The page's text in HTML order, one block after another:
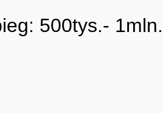
500tys.-